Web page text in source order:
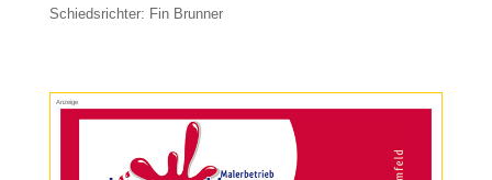
Schiedsrichter: Fin Brunner
Anzeige